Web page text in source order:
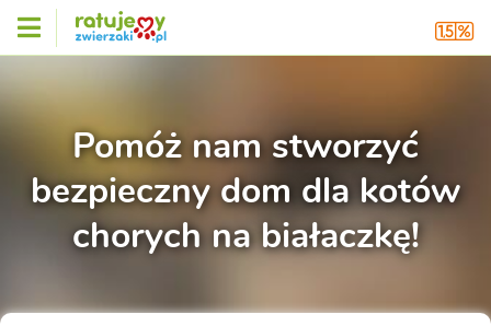
Pomóż nam stworzyć
bezpieczny dom dla kotów
chorych na białaczkę!